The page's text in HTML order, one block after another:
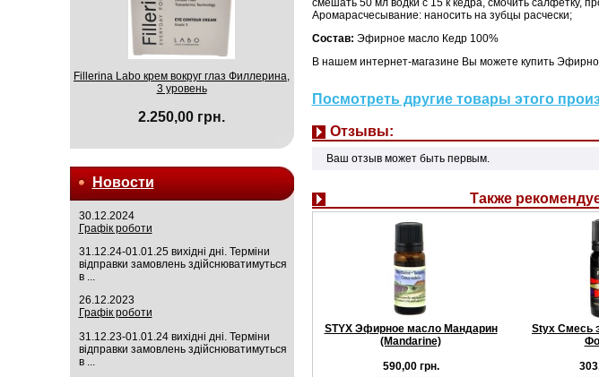
Fillerina Labo крем вокруг глаз Филлерина,
3 уровень
2.250,00 грн.
Новости
30.12.2024
Графік роботи
31.12.24-01.01.25 вихідні дні. Терміни
відправки замовлень здійснюватимуться
в ...
26.12.2023
Графік роботи
31.12.23-01.01.24 вихідні дні. Терміни
відправки замовлень здійснюватимуться
в ...
смешать 50 мл водки с 15 к кедра, смочить салфетку,
Аромарасчесывание: наносить на зубцы расчески;
Состав: Эфирное масло Кедр 100%
В нашем интернет-магазине Вы можете купить
Посмотреть другие товары этого
Отзывы:
Ваш отзыв может быть первым.
Также
STYX Эфирное масло Мандарин
(Mandarine)
590,00 грн.
Styx Смесь